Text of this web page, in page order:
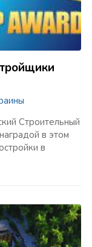
Строительный
в этом
в